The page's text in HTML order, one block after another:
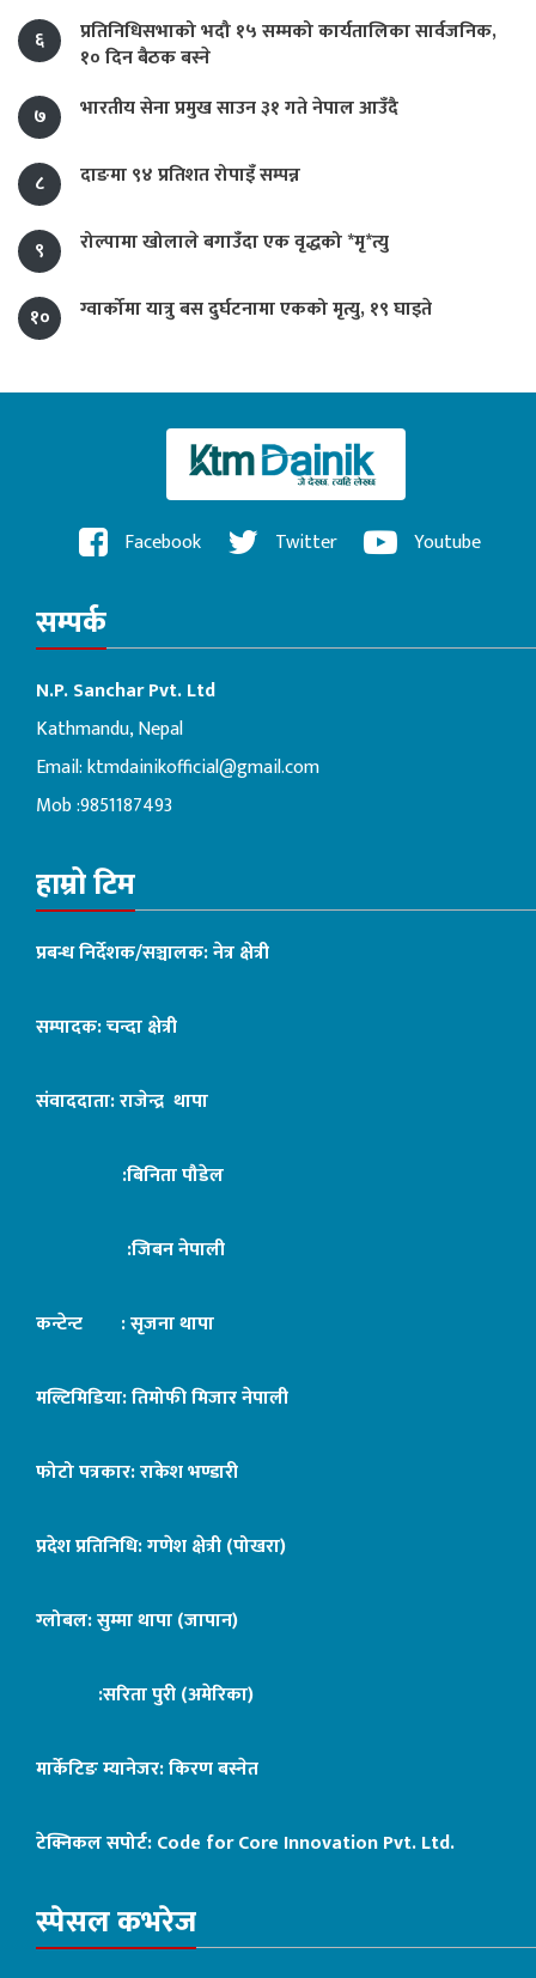
६
प्रतिनिधिसभाको भदौ १५ सम्मको कार्यतालिका सार्वजनिक,
१० दिन बैठक बस्ने
७
भारतीय सेना प्रमुख साउन ३१ गते नेपाल आउँदै
८ दाङमा ९४ प्रतिशत रोपाइँ सम्पन्न
९ रोल्पामा खोलाले बगाउँदा एक वृद्धको *मृ*त्यु
१० ग्वार्कोमा यात्रु बस दुर्घटनामा एकको मृत्यु, १९ घाइते
Facebook Twitter Youtube
सम्पर्क
N.P. Sanchar Pvt. Ltd
Kathmandu, Nepal
Email:ktmdainikofficial@gmail.com
Mob :9851187493
हाम्रो टिम
प्रबन्ध निर्देशक/सञ्चालक: नेत्र क्षेत्री
सम्पादक: चन्दा क्षेत्री
संवाददाता: राजेन्द्र थापा
:बिनिता पौडेल
:जिबन नेपाली
कन्टेन्ट : सृजना थापा
मल्टिमिडिया: तिमोफी मिजार नेपाली
फोटो पत्रकार: राकेश भण्डारी
प्रदेश प्रतिनिधि: गणेश क्षेत्री (पोखरा)
ग्लोबल: सुम्मा थापा (जापान)
:सरिता पुरी (अमेरिका)
मार्केटिङ म्यानेजर: किरण बस्नेत
टेक्निकल सपोर्ट:Code for Core Innovation Pvt. Ltd.
स्पेसल कभरेज